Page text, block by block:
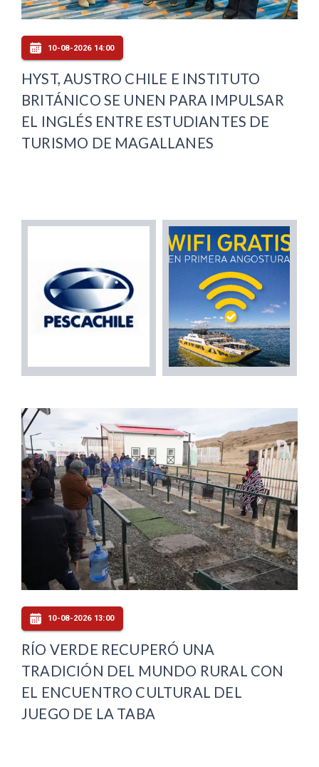
10-08-2026 14:00
HYST, AUSTRO CHILE E INSTITUTO
BRITÁNICO SE UNEN PARA IMPULSAR
EL INGLÉS ENTRE ESTUDIANTES DE
TURISMO DE MAGALLANES
10-08-2026 13:00
RÍO VERDE RECUPERÓ UNA
TRADICIÓN DEL MUNDO RURAL CON
EL ENCUENTRO CULTURAL DEL
JUEGO DE LA TABA